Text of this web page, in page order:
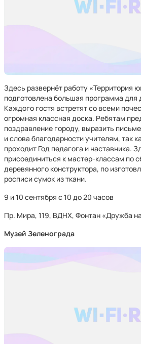
Здесь развернёт работу «Территория
подготовлена большая программа для
Каждого гостя встретят со всеми
огромная классная доска. Ребятам
поздравление городу, выразить
и слова благодарности учителям, так
проходит Год педагога и наставника.
присоединиться к мастер-классам по
деревянного конструктора, по
росписи сумок из ткани.
9 и 10 сентября с 10 до 20 часов
Пр. Мира, 119, ВДНХ, Фонтан «Дружба
Музей Зеленограда